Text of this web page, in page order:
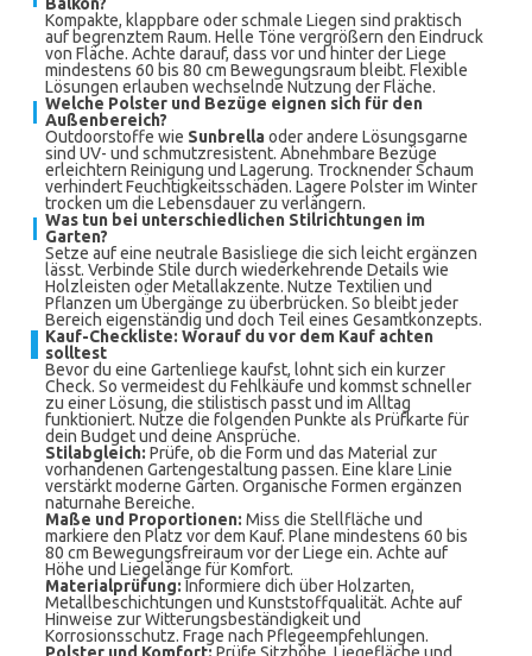
Kompakte, klappbare oder schmale Liegen sind praktisch
auf begrenztem Raum. Helle Töne vergrößern den Eindruck
von Fläche. Achte darauf, dass vor und hinter der Liege
mindestens 60 bis 80 cm Bewegungsraum bleibt. Flexible
Lösungen erlauben wechselnde Nutzung der Fläche.
Welche Polster und Bezüge eignen sich für den
Außenbereich?
Outdoorstoffe wie Sunbrellaoder andere Lösungsgarne
sind UV- und schmutzresistent. Abnehmbare Bezüge
erleichtern Reinigung und Lagerung. Trocknender Schaum
verhindert Feuchtigkeitsschäden. Lagere Polster im Winter
trocken um die Lebensdauer zu verlängern.
Was tun bei unterschiedlichen Stilrichtungen im
Garten?
Setze auf eine neutrale Basisliege die sich leicht ergänzen
lässt. Verbinde Stile durch wiederkehrende Details wie
Holzleisten oder Metallakzente. Nutze Textilien und
Pflanzen um Übergänge zu überbrücken. So bleibt jeder
Bereich eigenständig und doch Teil eines Gesamtkonzepts.
Kauf-Checkliste: Worauf du vor dem Kauf achten
solltest
Bevor du eine Gartenliege kaufst, lohnt sich ein kurzer
Check. So vermeidest du Fehlkäufe und kommst schneller
zu einer Lösung, die stilistisch passt und im Alltag
funktioniert. Nutze die folgenden Punkte als Prüfkarte für
dein Budget und deine Ansprüche.
Stilabgleich: Prüfe, ob die Form und das Material zur
vorhandenen Gartengestaltung passen. Eine klare Linie
verstärkt moderne Gärten. Organische Formen ergänzen
naturnahe Bereiche.
Maße und Proportionen: Miss die Stellfläche und
markiere den Platz vor dem Kauf. Plane mindestens 60 bis
80 cm Bewegungsfreiraum vor der Liege ein. Achte auf
Höhe und Liegelänge für Komfort.
Materialprüfung: Informiere dich über Holzarten,
Metallbeschichtungen und Kunststoffqualität. Achte auf
Hinweise zur Witterungsbeständigkeit und
Korrosionsschutz. Frage nach Pflegeempfehlungen.